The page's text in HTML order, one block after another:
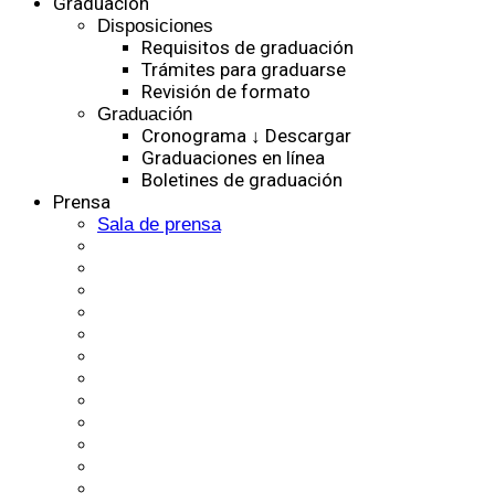
Disposiciones
Requisitos de graduación
Trámites para graduarse
Revisión de formato
Graduación
Cronograma ↓ Descargar
Graduaciones en línea
Boletines de graduación
Prensa
Sala de prensa